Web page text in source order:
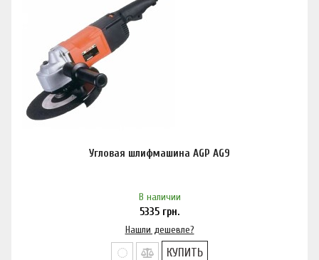
Угловая шлифмашина AGP AG9
В наличии
5335 грн.
Нашли дешевле?
КУПИТЬ